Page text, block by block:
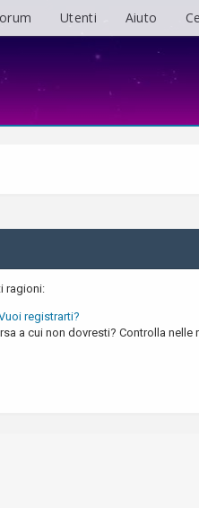
Utenti Aiuto
ragioni:
registrarti?
a cui non dovresti? Controlla